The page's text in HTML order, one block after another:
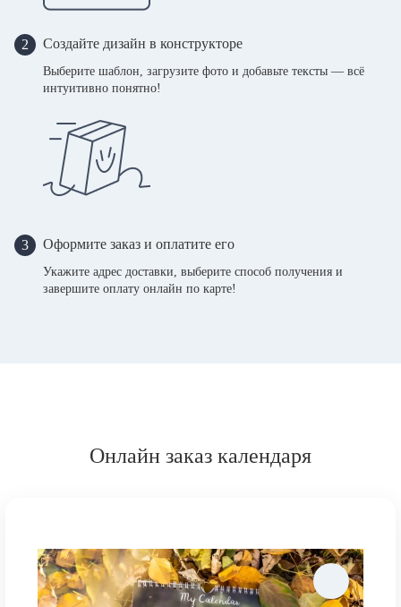
2 Создайте дизайн в конструкторе
Выберите шаблон, загрузите фото и добавьте тексты — всё
интуитивно понятно!
3 Оформите заказ и оплатите его
Укажите адрес доставки, выберите способ получения и
завершите оплату онлайн по карте!
Онлайн заказ календаря